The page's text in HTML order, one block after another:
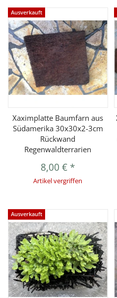
Ausverkauft
Xaximplatte Baumfarn aus
Südamerika 30x30x2-3cm
Rückwand
Regenwaldterrarien
8,00 € *
Artikel vergriffen
Ausverkauft